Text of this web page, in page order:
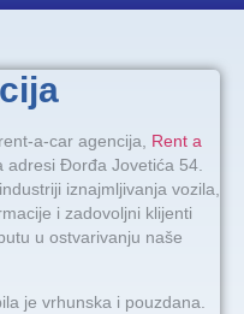
a-car agencija, Rent a
adresi Đorđa Jovetića 54.
iznajmljivanja vozila,
i zadovoljni klijenti
u ostvarivanju naše
je vrhunska i pouzdana.